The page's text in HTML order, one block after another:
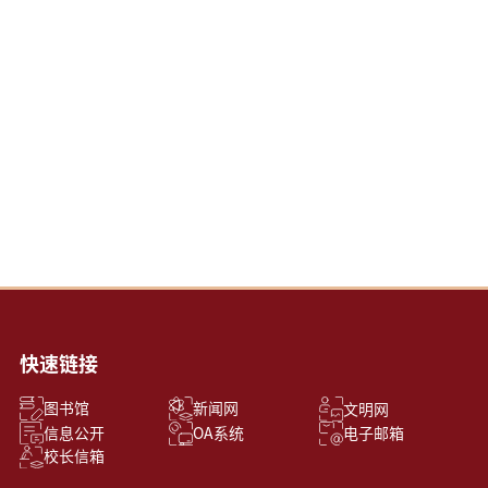
快速链接
图书馆 新闻网
文明网
信息公开
OA系统
电子邮箱
校长信箱